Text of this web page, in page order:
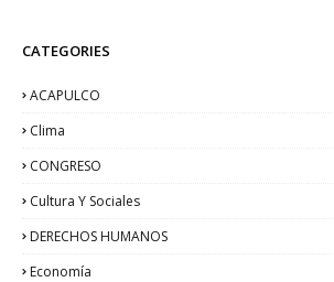
CATEGORIES
ACAPULCO
Clima
CONGRESO
Cultura Y Sociales
DERECHOS HUMANOS
Economía